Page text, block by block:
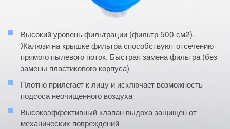
Высокий уровень фильтрации (фильтр 500 см2).
Жалюзи на крышке фильтра способствуют отсечению
прямого пылевого поток. Быстрая замена фильтра (без
замены пластикового корпуса)
Плотно прилегает к лицу и исключает возможность
подсоса неочищенного воздуха
Высокоэффективный клапан выдоха защищен от
механических повреждений